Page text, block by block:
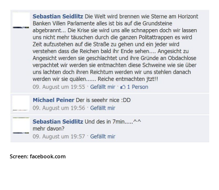
Screen: facebook.com